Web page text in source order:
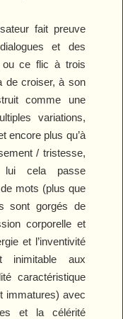
fait preuve
et des
ou ce flic à trois
de croiser, à son
comme une
variations,
encore plus qu’à
/ tristesse,
cela passe
mots (plus que
sont gorgés de
corporelle et
et l’inventivité
inimitable aux
caractéristique
immatures) avec
et la célérité